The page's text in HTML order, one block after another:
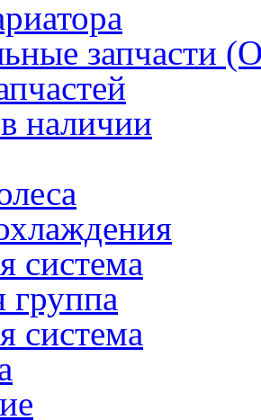
запчасти
наличии
система
группа
система